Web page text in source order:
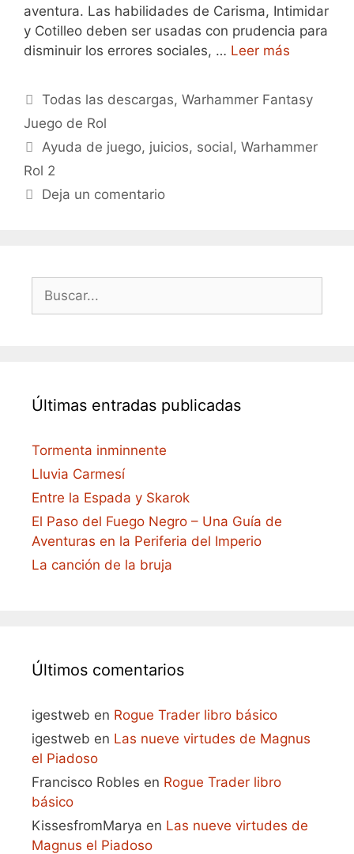
aventura. Las habilidades de Carisma, Intimidar
y Cotilleo deben ser usadas con prudencia para
disminuir los errores sociales, … Leer más
Categorías
Todas las descargas,Warhammer Fantasy
Juego de Rol
Etiquetas
Ayuda de juego, juicios, social,Warhammer
Rol 2
Deja un comentario
Últimas entradas publicadas
Tormenta inminnente
Lluvia Carmesí
Entre la Espada y Skarok
El Paso del Fuego Negro – Una Guía de
Aventuras en la Periferia del Imperio
La canción de la bruja
Últimos comentarios
igestweb en Rogue Trader libro básico
igestweb en Las nueve virtudes de Magnus
el Piadoso
Francisco Robles en Rogue Trader libro
básico
KissesfromMarya en Las nueve virtudes de
Magnus el Piadoso